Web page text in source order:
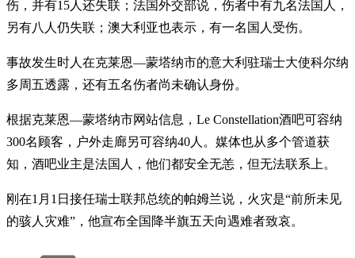
伤，并有15人还失联；法国外交部说，伤者中有九名法国人，
另有八人仍失联；澳大利亚也表示，有一名国人受伤。
事故发生时人在克莱恩—蒙塔纳市的意大利驻瑞士大使科尔纳
多周五透露，还有五名伤者尚未确认身份。
根据克莱恩—蒙塔纳市网站信息，Le Constellation酒吧可容纳
300名顾客，户外走廊另可容纳40人。媒体也从多个管道获
知，酒吧业主是法国人，他们都安全无恙，但无法联系上。
刚在1月1日接任瑞士联邦总统的帕姆兰说，火灾是“前所未见
的骇人灾难”，他宣布全国降半旗五天向遇难者致哀。